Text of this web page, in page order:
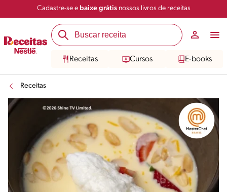
Cadastre-se e baixe grátisnossos livros de receitas
Receitas Cursos E-books
Receitas
Salvar Compartilhar